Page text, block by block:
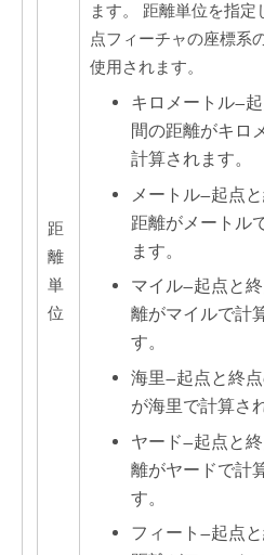
距
離
単
位
ます。 距離単位を指定
点フィーチャの座標系
使用されます。
キロメートル—
間の距離がキロ
計算されます。
メートル—起点
距離がメートル
ます。
マイル—起点と
離がマイルで計
す。
海里—起点と終
が海里で計算さ
ヤード—起点と
離がヤードで計
す。
フィート—起点